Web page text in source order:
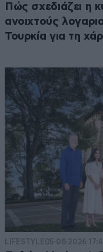
Πώς σχεδιάζει η
ανοιχτούς
Τουρκία για τη
LIFESTYLE05·08·2026